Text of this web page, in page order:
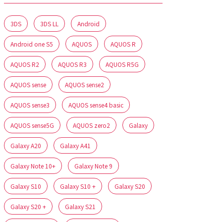
3DS 3DS LL Android
Android one S5 AQUOS AQUOS R
AQUOS R2 AQUOS R3 AQUOS R5G
AQUOS sense AQUOS sense2
AQUOS sense3 AQUOS sense4 basic
AQUOS sense5G AQUOS zero2 Galaxy
Galaxy A20 Galaxy A41
Galaxy Note 10+ Galaxy Note 9
Galaxy S10 Galaxy S10 + Galaxy S20
Galaxy S20 + Galaxy S21